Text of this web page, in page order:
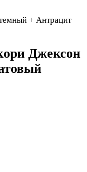
+ Антрацит
Джексон